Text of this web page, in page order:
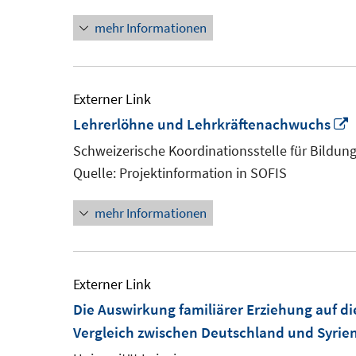
mehr Informationen
Externer Link
Lehrerlöhne und Lehrkräftenachwuchs
Schweizerische Koordinationsstelle für
Quelle: Projektinformation in SOFIS
mehr Informationen
Externer Link
Die Auswirkung familiärer Erziehung auf
Vergleich zwischen Deutschland und